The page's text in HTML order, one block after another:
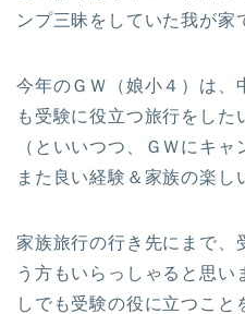
ンプ三昧をしていた我が家
今年のＧＷ（娘小４）は、
も受験に役立つ旅行をした
（といいつつ、ＧＷにキ
また良い経験＆家族の楽し
家族旅行の行き先にまで、
う方もいらっしゃると思い
しでも受験の役に立つこと